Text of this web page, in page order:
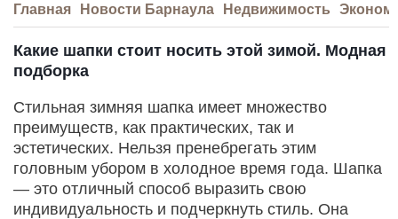
Главная Новости Барнаула Недвижимость
Какие шапки стоит носить этой зимой. Модная
подборка
Стильная зимняя шапка имеет множество
преимуществ, как практических, так и
эстетических. Нельзя пренебрегать этим
головным убором в холодное время года. Шапка
— это отличный способ выразить свою
индивидуальность и подчеркнуть стиль. Она